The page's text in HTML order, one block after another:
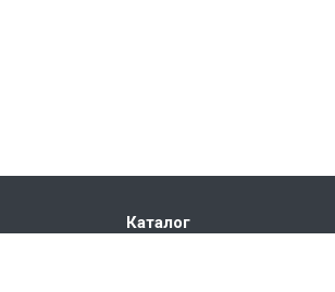
Каталог